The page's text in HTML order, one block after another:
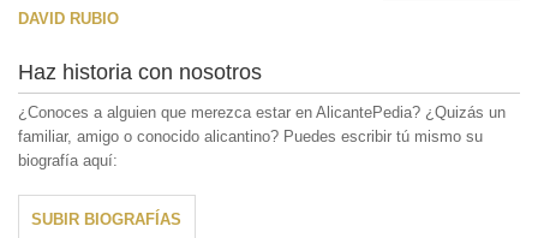
DAVID RUBIO
Haz historia con nosotros
¿Conoces a alguien que merezca estar en AlicantePedia? ¿Quizás un
familiar, amigo o conocido alicantino? Puedes escribir tú mismo su
biografía aquí:
SUBIR BIOGRAFÍAS